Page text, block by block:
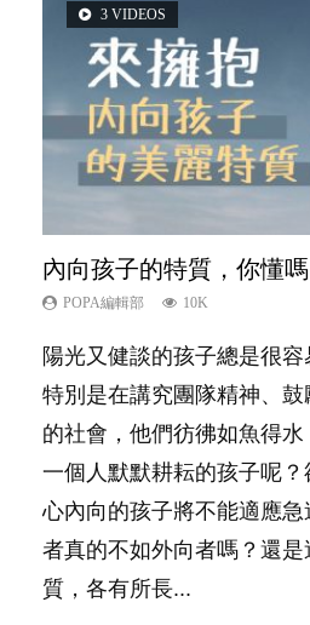
3 VIDEOS
內向孩子的特質，你懂嗎
POPA編輯部 10K
陽光又健談的孩子總是很容
特別是在講究團隊精神、
的社會，他們彷彿如魚得水
一個人默默耕耘的孩子呢
心內向的孩子將不能適應
者真的不如外向者嗎？還
質，各有所長...
5 VIDEOS
夫妻必看！經營婚姻，沒
POPA編輯部 22.9K
你是不是也曾經以為只要跟
然能走到白頭，但生了孩
料？ 經營婚姻，不如我們
是大家說得那麼難。一起
6 VIDEOS
愛孩子也別忘了愛自己，
己的身心靈？
照顧孩子衣食住行、陪同兒
要陪玩製造親子時間，尚
務……當父母的，有千百個
一樣重要至極的，總被遺
和心理健康。...
14 VIDEOS
新手父母不用怕
POPA編輯部 16.3K
相信許多人初為人父母，由
落地，心中都有數之不盡
合我們以往製作過的相關
跟你同行～...
2 VIDEOS
想孩子學好外語，點做好
POPA編輯部 9.9K
有人話學多種語言越早開始
間太多語言，會令孩子感
非？聽聽專家怎樣說，解開